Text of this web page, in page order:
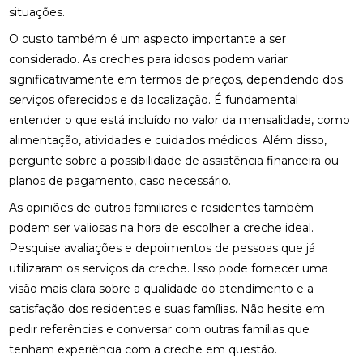
situações.
O custo também é um aspecto importante a ser
considerado. As creches para idosos podem variar
significativamente em termos de preços, dependendo dos
serviços oferecidos e da localização. É fundamental
entender o que está incluído no valor da mensalidade, como
alimentação, atividades e cuidados médicos. Além disso,
pergunte sobre a possibilidade de assistência financeira ou
planos de pagamento, caso necessário.
As opiniões de outros familiares e residentes também
podem ser valiosas na hora de escolher a creche ideal.
Pesquise avaliações e depoimentos de pessoas que já
utilizaram os serviços da creche. Isso pode fornecer uma
visão mais clara sobre a qualidade do atendimento e a
satisfação dos residentes e suas famílias. Não hesite em
pedir referências e conversar com outras famílias que
tenham experiência com a creche em questão.